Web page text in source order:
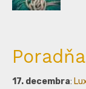
Poradňa
17. decembra: